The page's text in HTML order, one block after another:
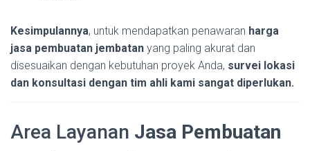
Kesimpulannya, untuk mendapatkan penawaran harga
jasa pembuatan jembatan yang paling akurat dan
disesuaikan dengan kebutuhan proyek Anda, survei lokasi
dan konsultasi dengan tim ahli kami sangat diperlukan.
Area Layanan Jasa Pembuatan